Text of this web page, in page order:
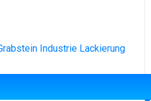
Industrie Lackierung